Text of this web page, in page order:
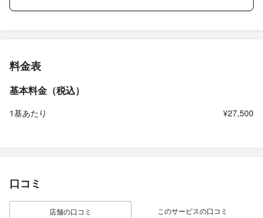
料金表
基本料金（税込）
1基あたり ¥27,500
口コミ
店舗の口コミ このサービスの口コミ